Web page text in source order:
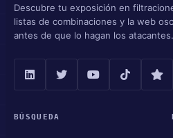
Descubre tu exposición en
listas de combinaciones y la web
antes de que lo hagan los atacantes.
BÚSQUEDA